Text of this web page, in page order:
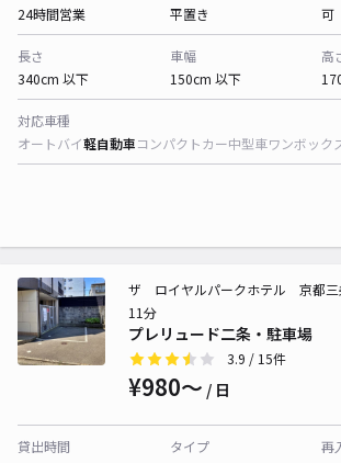
24時間営業
平置き
可
長さ
340cm 以下
車幅
150cm 以下
高
対応車種
オートバイ軽自動車コンパクトカー中型車ワンボック
プレリュード二条・駐車場
ザ ロイヤルパークホテル 京都三
11分
3.9 / 15件
¥980〜 / 日
貸出時間
タイプ
再